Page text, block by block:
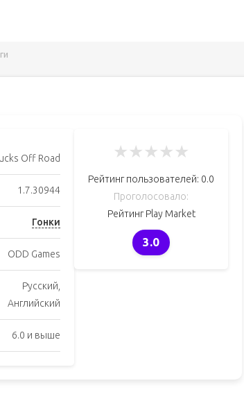
Off Road
1.7.30944
Гонки
ODD Games
Русский,
Английский
6.0 и выше
★★★★★
Рейтинг пользователей: 0.0
Проголосовало:
Рейтинг Play Market
3.0